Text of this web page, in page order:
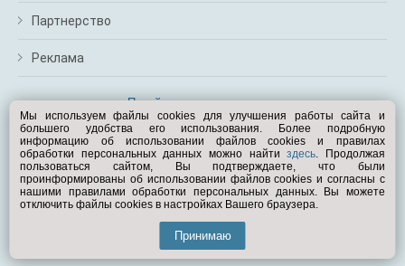
Партнерство
Реклама
Перейти на полную версию
Вам помочь?
© Exist.ru 1998—2026
Мы используем файлы cookies для улучшения работы сайта и
большего удобства его использования. Более подробную
информацию об использовании файлов cookies и правилах
обработки персональных данных можно найтиздесь. Продолжая
пользоваться сайтом, Вы подтверждаете, что были
проинформированы об использовании файлов cookies и согласны с
нашими правилами обработки персональных данных. Вы можете
отключить файлы cookies в настройках Вашего браузера.
Принимаю